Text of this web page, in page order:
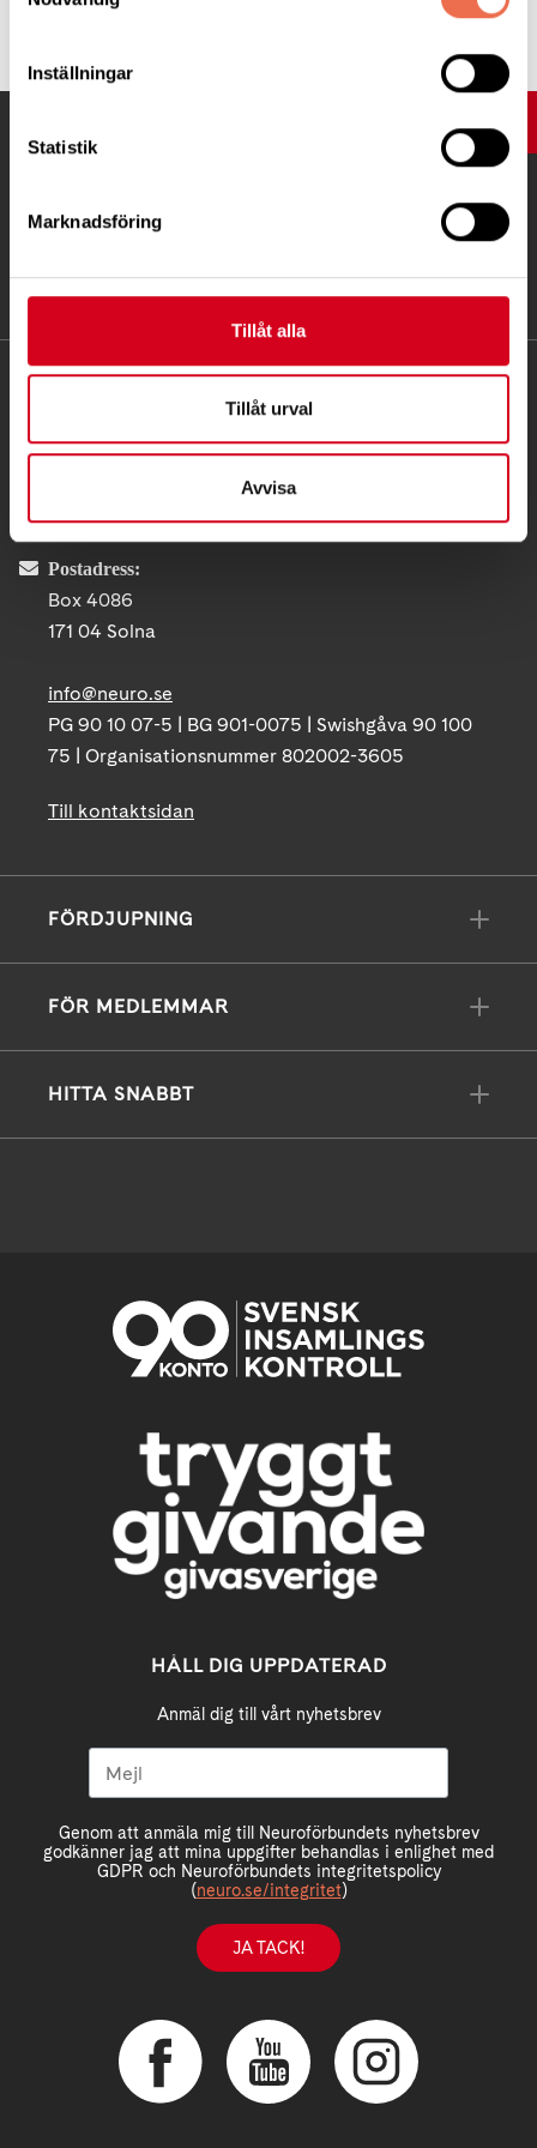
Inställningar
Statistik
Marknadsföring
Tillåt alla
Tillåt urval
Avvisa
Tipsa
KONTAKT
Besöksadress:
Postadress:
Box 4086
171 04 Solna
info@neuro.se
PG 90 10 07-5 | BG 901-0075 | Swishgåva 90 100
75 | Organisationsnummer 802002-3605
Till kontaktsidan
FÖRDJUPNING
FÖR MEDLEMMAR
HITTA SNABBT
HÅLL DIG UPPDATERAD
Anmäl dig till vårt nyhetsbrev
Genom att anmäla mig till Neuroförbundets nyhetsbrev
godkänner jag att mina uppgifter behandlas i enlighet med
GDPR och Neuroförbundets integritetspolicy
(neuro.se/integritet)
JA TACK!